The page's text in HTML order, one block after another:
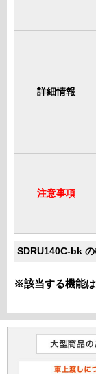
詳細情報
注意事項
SDRU140C-bk
※該当する機能は